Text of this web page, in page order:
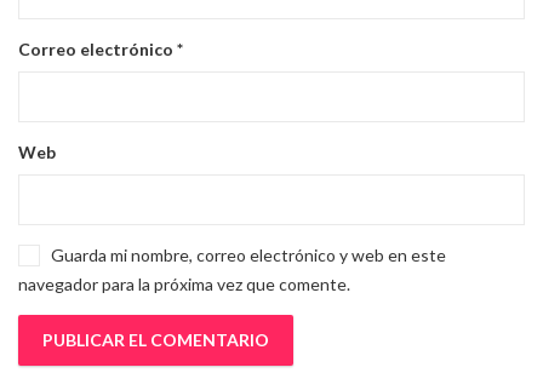
Correo electrónico *
Web
Guarda mi nombre, correo electrónico y web en este
navegador para la próxima vez que comente.